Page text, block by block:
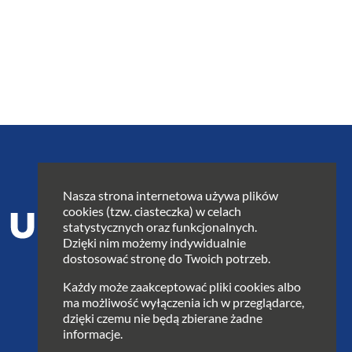
Nasza strona internetowa używa plików
cookies (tzw. ciasteczka) w celach
statystycznych oraz funkcjonalnych.
Dzięki nim możemy indywidualnie
dostosować stronę do Twoich potrzeb.
Każdy może zaakceptować pliki cookies albo
ma możliwość wyłączenia ich w przeglądarce,
dzięki czemu nie będą zbierane żadne
informacje.